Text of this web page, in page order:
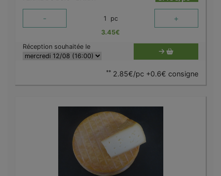
- 1 pc +
3.45€
Réception souhaitée le
** 2.85€/pc +0.6€ consigne